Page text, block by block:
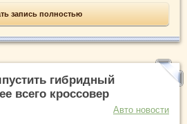
запись полностью
гибридный
всего кроссовер
Авто новости